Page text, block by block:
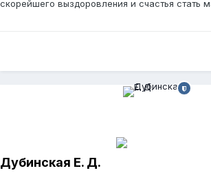
скорейшего выздоровления и счастья стать
Дубинская Е. Д.